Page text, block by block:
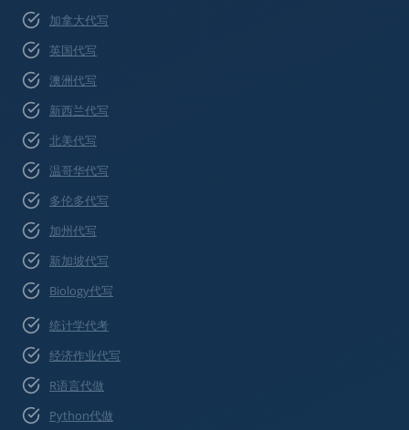
加拿大代写
英国代写
澳洲代写
新西兰代写
北美代写
温哥华代写
多伦多代写
加州代写
新加坡代写
Biology代写
统计学代考
经济作业代写
R语言代做
Python代做